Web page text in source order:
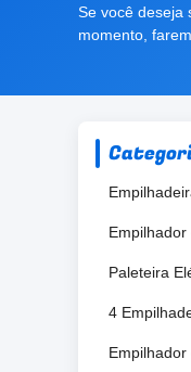
Se você deseja
momento,
Paleteira
4